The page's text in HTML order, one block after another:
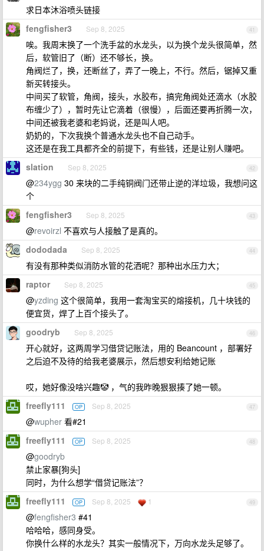
求日本沐浴喷头链接
41
fengfisher3 Sep 8, 2025
唉。我周末换了一个洗手盆的水龙头，以为换个龙头很简单，然
后，软管旧了（断）还不够长，换。
角阀烂了，换，还断丝了，弄了一晚上，不行。然后，锯掉又重
新买转接头。
中间买了软管，角阀，接头，水胶布，搞完角阀处还滴水（水胶
布缠少了），暂时先让它滴着（很慢），后面还要再折腾一次，
中间还被我老婆和老妈说，还是叫人吧。
奶奶的，下次我换个普通水龙头也不自己动手。
这还是在我工具都齐全的前提下，有些钱，还是让别人赚吧。
42
slation Sep 8, 2025
@234ygg 30 来块的二手纯铜阀门还带止逆的洋垃圾，我想问这
个
43
fengfisher3 Sep 8, 2025
@revoirzl 不喜欢与人接触了是真的。
44
dododada Sep 8, 2025
有没有那种类似消防水管的花洒呢？那种出水压力大；
45
raptor Sep 8, 2025
@yzding 这个很简单，我用一套淘宝买的熔接机，几十块钱的
便宜货，焊了上百个接头了。
46
goodryb Sep 8, 2025
开心就好，这两周学习借贷记账法，用的 Beancount ，部署好
之后迫不及待的给我老婆展示，然后想安利给她记账
哎，她好像没啥兴趣🤡 ，气的我昨晚狠狠揍了她一顿。
47
freefly111 OP Sep 8, 2025
@wupher 看#21
48
freefly111 OP Sep 8, 2025
@goodryb
禁止家暴[狗头]
同时，为什么想学“借贷记账法”？
49
freefly111 OP Sep 8, 2025 1
@fengfisher3 #41
哈哈哈，感同身受。
你换什么样的水龙头？其实一般情况下，万向水龙头足够了。